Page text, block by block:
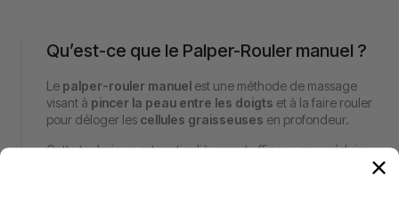
Qu’est-ce que le Palper-Rouler manuel ?
Le palper-rouler manuelest une méthode de massage
visant à pincer la peau entre les doigts et à la faire rouler
pour déloger les cellules graisseuses en profondeur.
Cette technique est particulièrement efficace pour réduire